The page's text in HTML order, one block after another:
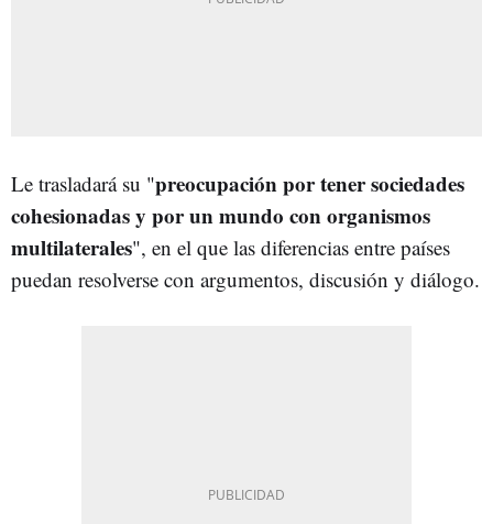
Le trasladará su "preocupación por tener sociedades
cohesionadas y por un mundo con organismos
multilaterales", en el que las diferencias entre países
puedan resolverse con argumentos, discusión y diálogo.